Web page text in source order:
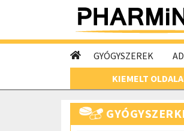
GYÓGYSZEREK
KIEMELT